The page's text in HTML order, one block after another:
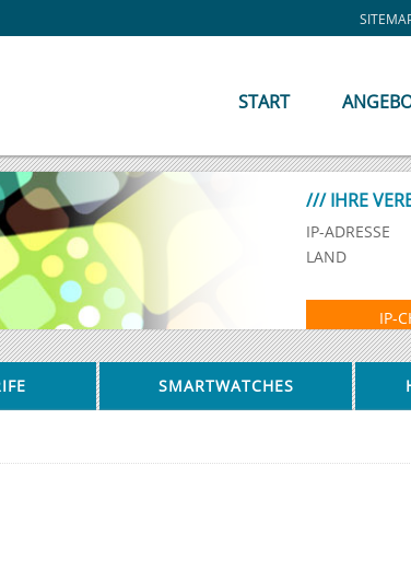
START
/// IHRE
IP-ADRESSE
LAND
IP-
SMARTWATCHES